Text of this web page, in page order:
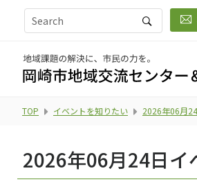
TOP イベントを知りたい 2026年06月
2026年06月24日イ